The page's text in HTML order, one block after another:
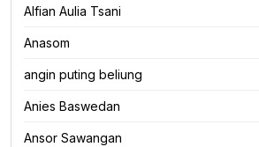
Alfian Aulia Tsani
Anasom
angin puting beliung
Anies Baswedan
Ansor Sawangan